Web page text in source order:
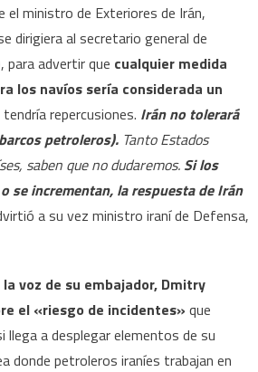
el ministro de Exteriores de Irán,
dirigiera al secretario general de
para advertir que cualquier medida
los navíos sería considerada un
repercusiones. Irán no tolerará
petroleros). Tanto Estados
saben que no dudaremos. Si los
se incrementan, la respuesta de Irán
a su vez ministro iraní de Defensa,
la voz de su embajador, Dmitry
el «riesgo de incidentes» que
llega a desplegar elementos de su
donde petroleros iraníes trabajan en